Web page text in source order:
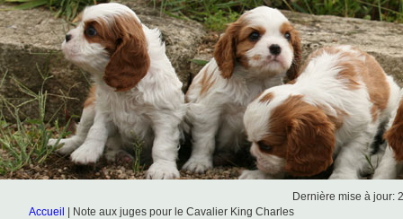
Accueil Note aux juges pour le Cavalier King Charles
Dernière mise à jour: